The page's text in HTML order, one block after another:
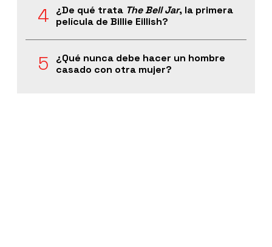
¿De qué trata The Bell Jar, la primera
película de Billie Eillish?
¿Qué nunca debe hacer un hombre
casado con otra mujer?